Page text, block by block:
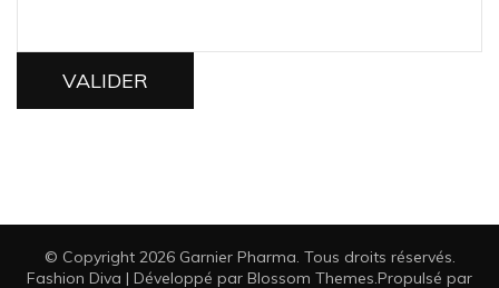
© Copyright 2026 Garnier Pharma. Tous droits réservés.
Fashion Diva | Développé par Blossom Themes.Propulsé par